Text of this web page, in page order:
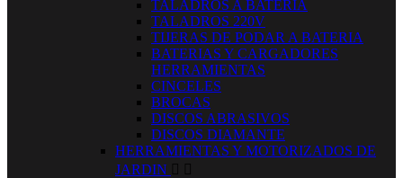
TALADROS A BATERÍA
TALADROS 220V
TIJERAS DE PODAR A BATERIA
BATERIAS Y CARGADORES
HERRAMIENTAS
CINCELES
BROCAS
DISCOS ABRASIVOS
DISCOS DIAMANTE
HERRAMIENTAS Y MOTORIZADOS DE
JARDIN  